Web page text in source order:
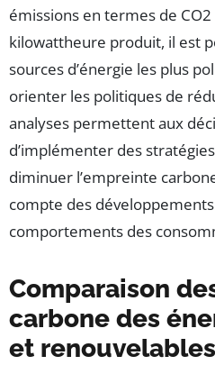
émissions en termes de
kilowattheure produit, il est
sources d’énergie les plus
orienter les politiques de
analyses permettent aux
d’implémenter des
diminuer l’empreinte
compte des
comportements des
Comparaison
carbone des
et renouvelables